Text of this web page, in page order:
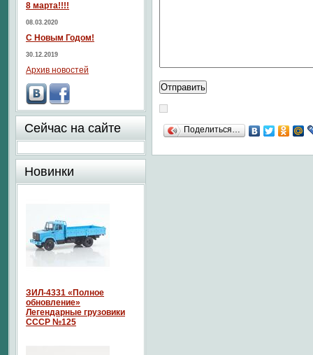
Поделиться…
8 марта!!!!
08.03.2020
С Новым Годом!
30.12.2019
Архив новостей
Сейчас на сайте
Новинки
ЗИЛ-4331 «Полное
обновление»
Легендарные грузовики
СССР №125